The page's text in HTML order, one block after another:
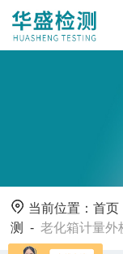
当前位置：首页
测
-老化箱计量外